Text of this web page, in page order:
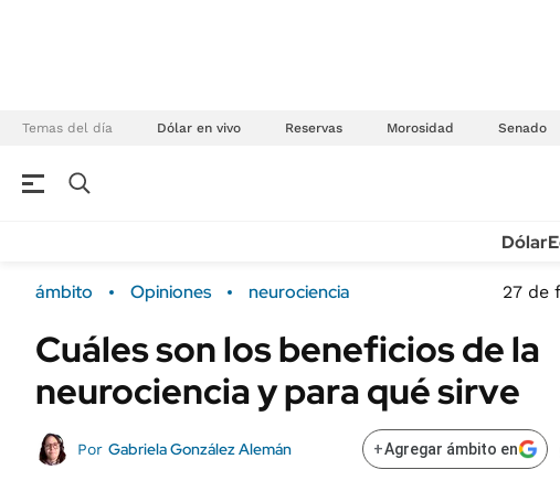
Temas del día Dólar en vivo Reservas Morosidad Senado
Campo
FINANZAS
Mercados
Sustentabilidad
ENERGY REPORT
POLÍTICA
Dólar
ámbito Opiniones neurociencia 27 de
Cuáles son los beneficios de la
neurociencia y para qué sirve
Por Gabriela González Alemán +Agregar ámbito en